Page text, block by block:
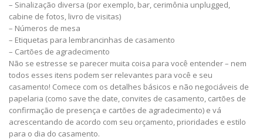
– Sinalização diversa (por exemplo, bar, cerimônia unplugged,
cabine de fotos, livro de visitas)
– Números de mesa
– Etiquetas para lembrancinhas de casamento
– Cartões de agradecimento
Não se estresse se parecer muita coisa para você entender – nem
todos esses itens podem ser relevantes para você e seu
casamento! Comece com os detalhes básicos e não negociáveis ​​de
papelaria (como save the date, convites de casamento, cartões de
confirmação de presença e cartões de agradecimento) e vá
acrescentando de acordo com seu orçamento, prioridades e estilo
para o dia do casamento.